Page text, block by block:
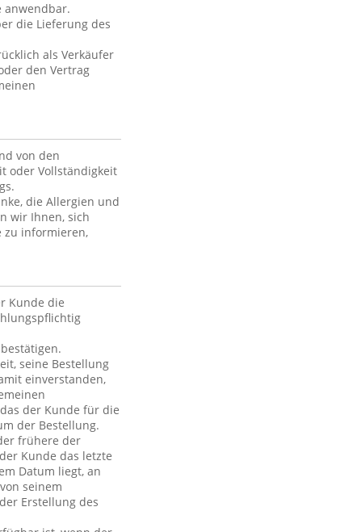
anwendbar.
die Lieferung des
als Verkäufer
den Vertrag
von den
oder Vollständigkeit
die Allergien und
wir Ihnen, sich
zu informieren,
Kunde die
seine Bestellung
einverstanden,
der Kunde für die
der Bestellung.
frühere der
Kunde das letzte
Datum liegt, an
seinem
Erstellung des